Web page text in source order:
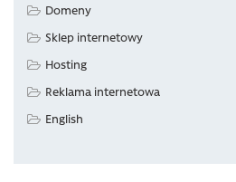
Domeny
Sklep internetowy
Hosting
Reklama internetowa
English